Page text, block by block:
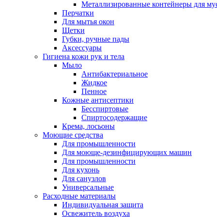
Металлизированные контейнеры для
Перчатки
Для мытья окон
Щетки
Губки, ручные пады
Аксессуары
Гигиена кожи рук и тела
Мыло
Антибактериальное
Жидкое
Пенное
Кожные антисептики
Бесспиртовые
Cпиртосодержащие
Крема, лосьоны
Моющие средства
Для промышленности
Для моюще-дезинфицирующих машин
Для промышленности
Для кухонь
Для санузлов
Универсальные
Расходные материалы
Индивидуальная защита
Освежитель воздуха